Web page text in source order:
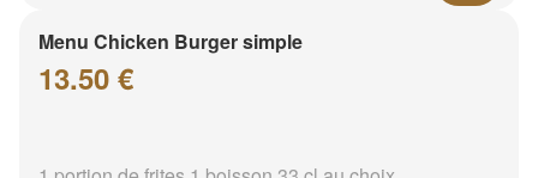
Menu Chicken Burger simple
13.50 €